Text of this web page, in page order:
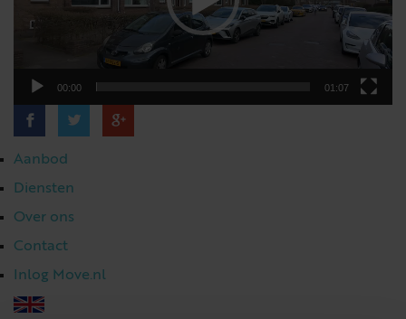
00:00 01:07
Aanbod
Diensten
Over ons
Contact
Inlog Move.nl